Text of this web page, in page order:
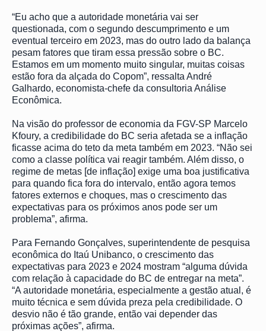
“Eu acho que a autoridade monetária vai ser
questionada, com o segundo descumprimento e um
eventual terceiro em 2023, mas do outro lado da balança
pesam fatores que tiram essa pressão sobre o BC.
Estamos em um momento muito singular, muitas coisas
estão fora da alçada do Copom”, ressalta André
Galhardo, economista-chefe da consultoria Análise
Econômica.
Na visão do professor de economia da FGV-SP Marcelo
Kfoury, a credibilidade do BC seria afetada se a inflação
ficasse acima do teto da meta também em 2023. “Não sei
como a classe política vai reagir também. Além disso, o
regime de metas [de inflação] exige uma boa justificativa
para quando fica fora do intervalo, então agora temos
fatores externos e choques, mas o crescimento das
expectativas para os próximos anos pode ser um
problema”, afirma.
Para Fernando Gonçalves, superintendente de pesquisa
econômica do Itaú Unibanco, o crescimento das
expectativas para 2023 e 2024 mostram “alguma dúvida
com relação à capacidade do BC de entregar na meta”.
“A autoridade monetária, especialmente a gestão atual, é
muito técnica e sem dúvida preza pela credibilidade. O
desvio não é tão grande, então vai depender das
próximas ações”, afirma.